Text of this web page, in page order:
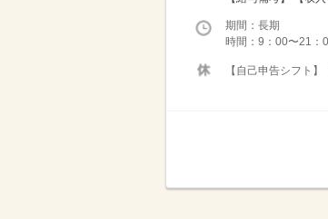
期間：長期
時間：9：00〜21：
【自己申告シフト